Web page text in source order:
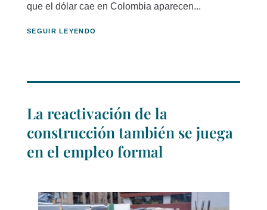
que el dólar cae en Colombia aparecen...
SEGUIR LEYENDO
La reactivación de la
construcción también se juega
en el empleo formal